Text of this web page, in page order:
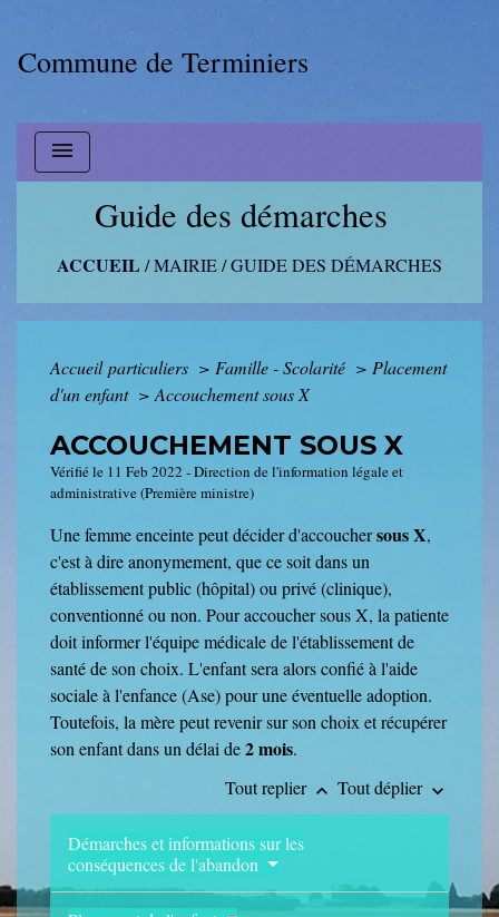
Commune de Terminiers
menu
Guide des démarches
ACCUEIL /MAIRIE/GUIDE DES DÉMARCHES
Accueil particuliers > Famille - Scolarité > Placement
d'un enfant > Accouchement sous X
ACCOUCHEMENT SOUS X
Vérifié le 11 Feb 2022 - Direction de l'information légale et
administrative (Première ministre)
Une femme enceinte peut décider d'accouchersous X,
c'est à dire anonymement, que ce soit dans un
établissement public (hôpital) ou privé (clinique),
conventionné ou non. Pour accoucher sous X, la patiente
doit informer l'équipe médicale de l'établissement de
santé de son choix. L'enfant sera alors confié à l'aide
sociale à l'enfance (Ase) pour une éventuelle adoption.
Toutefois, la mère peut revenir sur son choix et récupérer
son enfant dans un délai de2 mois.
Tout replier keyboard_arrow_up Tout déplier keyboard_arrow_down
Démarches et informations sur les
conséquences de l'abandon